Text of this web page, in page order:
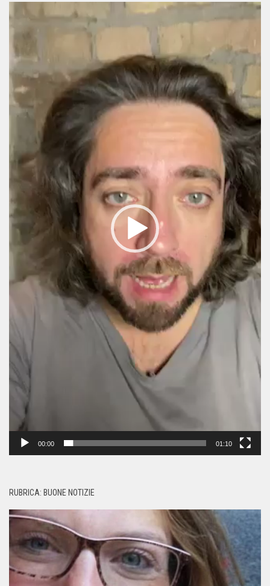
Player
00:00 01:10
RUBRICA: BUONE NOTIZIE